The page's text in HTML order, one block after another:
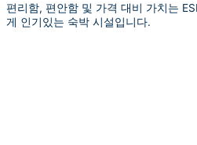
편리함, 편안함 및 가격 대비 가치는
게 인기있는 숙박 시설입니다.